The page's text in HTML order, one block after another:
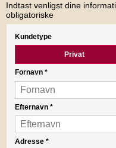
Indtast venligst dine
obligatoriske
Kundetype
Privat
Fornavn *
Efternavn *
Adresse *